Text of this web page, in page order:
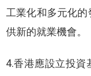
工業化和多元化
供新的就業機會。
4.香港應設立投資